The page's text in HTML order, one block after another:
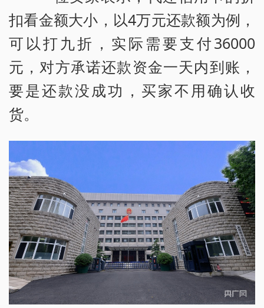
扣看金额大小，以4万元还款额为例，
可以打九折，实际需要支付36000
元，对方承诺还款资金一天内到账，
要是还款没成功，买家不用确认收
货。